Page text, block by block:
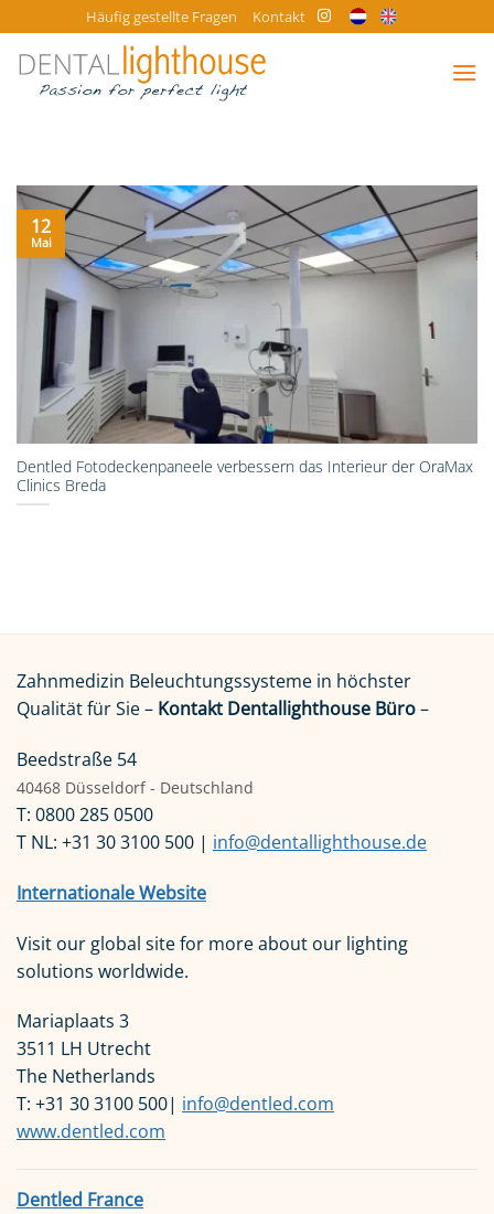
Inhalt
springen
Häufig gestellte Fragen Kontakt
Dentled Fotodeckenpaneele verbessern das Interieur der OraMax
Clinics Breda
12
Mai
Zahnmedizin Beleuchtungssysteme in höchster
Qualität für Sie – Kontakt Dentallighthouse Büro–
Beedstraße 54
40468 Düsseldorf - Deutschland
T: 0800 285 0500
T NL: +31 30 3100 500 | info@dentallighthouse.de
Internationale Website
Visit our global site for more about our lighting
solutions worldwide.
Mariaplaats 3
3511 LH Utrecht
The Netherlands
T: +31 30 3100 500| info@dentled.com
www.dentled.com
Dentled France